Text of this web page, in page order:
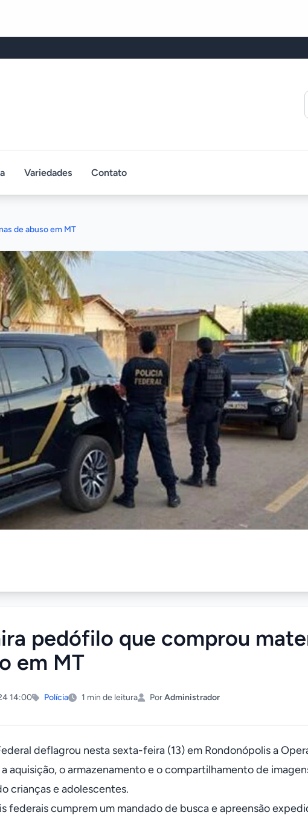
Variedades Contato
de abuso em MT
pedófilo que comprou
em MT
14:00 Polícia 1 min de leitura PorAdministrador
deflagrou nesta sexta-feira (13) em Rondonópolis a
aquisição, o armazenamento e o compartilhamento de
crianças e adolescentes.
federais cumprem um mandado de busca e apreensão